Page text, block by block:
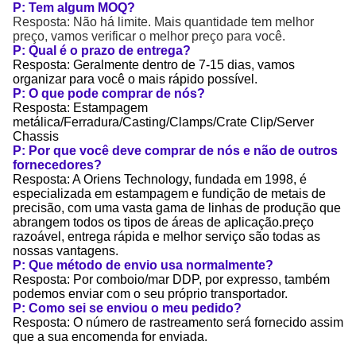
P: Tem algum MOQ?
Resposta: Não há limite. Mais quantidade tem melhor
preço, vamos verificar o melhor preço para você.
P: Qual é o prazo de entrega?
Resposta: Geralmente dentro de 7-15 dias, vamos
organizar para você o mais rápido possível.
P: O que pode comprar de nós?
Resposta: Estampagem
metálica/Ferradura/Casting/Clamps/Crate Clip/Server
Chassis
P: Por que você deve comprar de nós e não de outros
fornecedores?
Resposta: A Oriens Technology, fundada em 1998, é
especializada em estampagem e fundição de metais de
precisão, com uma vasta gama de linhas de produção que
abrangem todos os tipos de áreas de aplicação.preço
razoável, entrega rápida e melhor serviço são todas as
nossas vantagens.
P: Que método de envio usa normalmente?
Resposta: Por comboio/mar DDP, por expresso, também
podemos enviar com o seu próprio transportador.
P: Como sei se enviou o meu pedido?
Resposta: O número de rastreamento será fornecido assim
que a sua encomenda for enviada.